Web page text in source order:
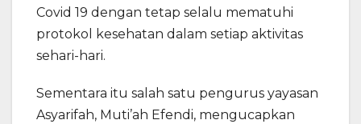
Covid 19 dengan tetap selalu mematuhi
protokol kesehatan dalam setiap aktivitas
sehari-hari.
Sementara itu salah satu pengurus yayasan
Asyarifah, Muti’ah Efendi, mengucapkan